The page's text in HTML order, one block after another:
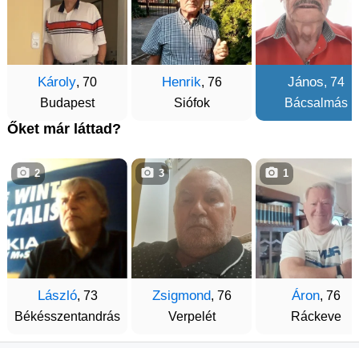
Károly, 70
Budapest
Henrik, 76
Siófok
János, 74
Bácsalmás
Őket már láttad?
László, 73
Békésszentandrás
2
Zsigmond, 76
Verpelét
3
Áron, 76
Ráckeve
1